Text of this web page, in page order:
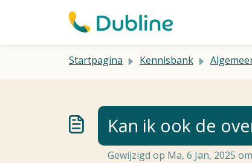
Startpagina Kennisbank
Kan ik ook de
Gewijzigd op Ma, 6 Jan, 2025